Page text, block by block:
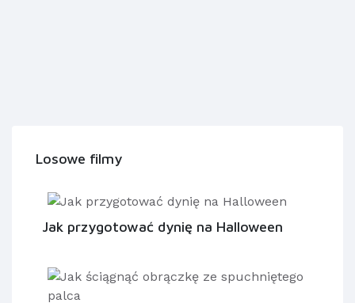
Losowe filmy
Jak przygotować dynię na Halloween